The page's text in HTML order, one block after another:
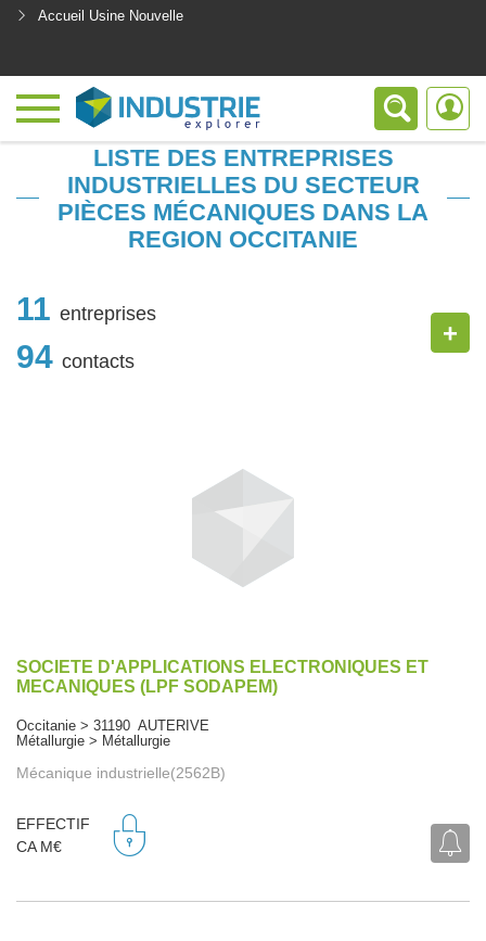
Accueil Usine Nouvelle
LISTE DES ENTREPRISES
INDUSTRIELLES DU SECTEUR
PIÈCES MÉCANIQUES DANS LA
REGION OCCITANIE
11 entreprises
94 contacts
+
SOCIETE D'APPLICATIONS ELECTRONIQUES ET
MECANIQUES (LPF SODAPEM)
Occitanie > 31190 AUTERIVE
Métallurgie > Métallurgie
Mécanique industrielle(2562B)
EFFECTIF
CA M€